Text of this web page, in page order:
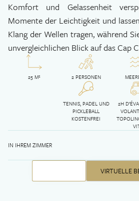
Komfort und Gelassenheit
Momente der Leichtigkeit und
Klang der Wellen tragen, während
unvergleichlichen Blick auf das Cap
25 M² 2 PERSONEN
TENNIS, PADEL UND
PICKLEBALL
KOSTENFREI
2H
IN IHREM ZIMMER
VIRTUELLE